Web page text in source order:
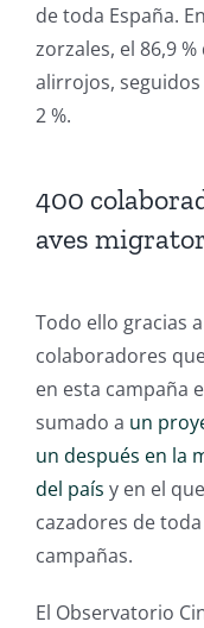
de toda España.
zorzales, el 86,9
alirrojos, seguidos
2 %.
400
aves
Todo ello gracias
colaboradores
en esta campaña
sumado a un
un después en la
del país y en el
cazadores de
campañas.
El Observatorio